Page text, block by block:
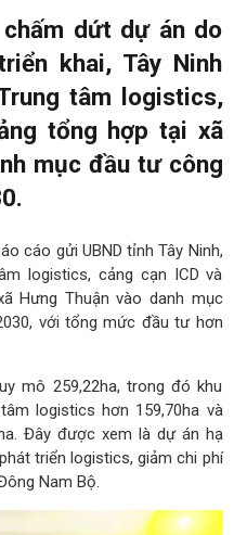
dứt dự án do
khai, Tây Ninh
tâm logistics,
tổng hợp tại xã
mục đầu tư công
cáo gửi UBND tỉnh Tây Ninh,
logistics, cảng cạn ICD và
Hưng Thuận vào danh mục
với tổng mức đầu tư hơn
mô 259,22ha, trong đó khu
logistics hơn 159,70ha và
Đây được xem là dự án hạ
triển logistics, giảm chi phí
Nam Bộ.